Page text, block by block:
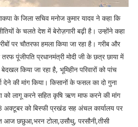
के जिला सचिव मनोज कुमार यादव ने कहा कि
के चलते देश में बेरोज़गारी बढ़ी है। उन्होंने कहा
पर चौतरफा हमला किया जा रहा है। गरीब और
तरफ पूंजीपति प्रधानमंत्री मोदी जी के छत्र छाया में
किया जा रहा है, भूमिहीन परिवारों को पांच
देने की मांग किया। किसानों के फसल का दो गुना
को लागू करने सहित कृषि ऋण माफ करने की मांग
अक्टूबर को बिस्फी प्रखंड सह अंचल कार्यालय पर
आज छछुआ,भरन टोला,उसौथु, परसौनी,तीसी